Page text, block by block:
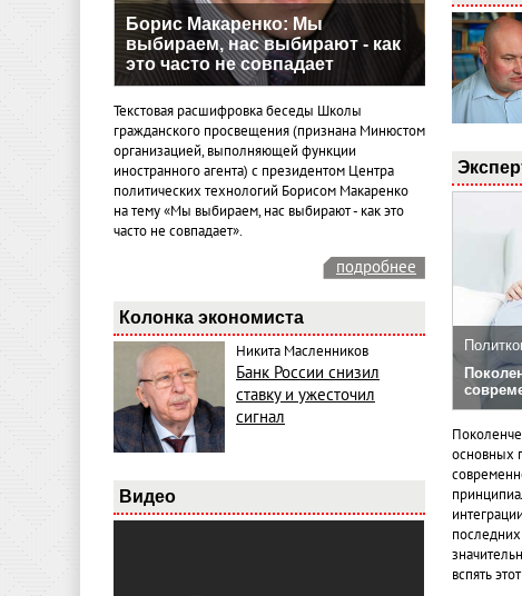
Борис Макаренко: Мы
выбираем, нас выбирают - как
это часто не совпадает
Текстовая расшифровка беседы Школы
гражданского просвещения (признана Минюстом
организацией, выполняющей функции
иностранного агента) с президентом Центра
политических технологий Борисом Макаренко
на тему «Мы выбираем, нас выбирают - как это
часто не совпадает».
подробнее
Колонка экономиста
Никита Масленников
Банк России снизил
ставку и ужесточил
сигнал
Видео
основных
вспять